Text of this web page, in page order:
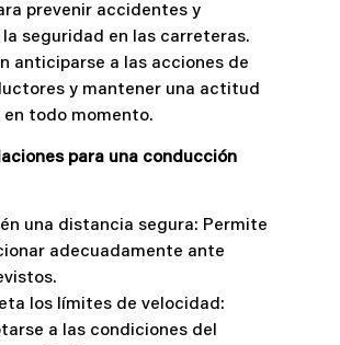
prevenir accidentes y
seguridad en las carreteras.
anticiparse a las acciones de
y mantener una actitud
en todo momento.
para una conducción
una distancia segura: Permite
adecuadamente ante
los límites de velocidad:
a las condiciones del